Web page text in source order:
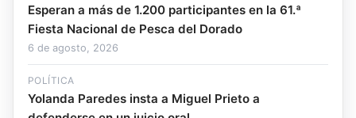
Esperan a más de 1.200 participantes en la 61.ª
Fiesta Nacional de Pesca del Dorado
6 de agosto, 2026
POLÍTICA
Yolanda Paredes insta a Miguel Prieto a